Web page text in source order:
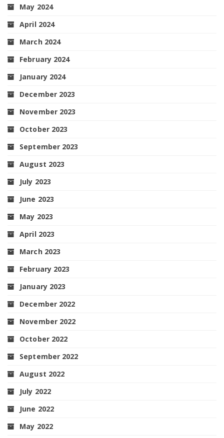
May 2024
April 2024
March 2024
February 2024
January 2024
December 2023
November 2023
October 2023
September 2023
August 2023
July 2023
June 2023
May 2023
April 2023
March 2023
February 2023
January 2023
December 2022
November 2022
October 2022
September 2022
August 2022
July 2022
June 2022
May 2022